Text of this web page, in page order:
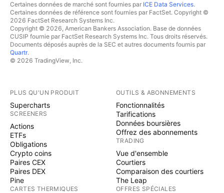
Certaines données de marché sont fournies par ICE Data Services.
Certaines données de référence sont fournies par FactSet. Copyright ©
2026 FactSet Research Systems Inc.
Copyright © 2026, American Bankers Association. Base de données
CUSIP fournie par FactSet Research Systems Inc. Tous droits réservés.
Documents déposés auprès de la SEC et autres documents fournis par
Quartr.
© 2026 TradingView, Inc.
PLUS QU'UN PRODUIT
Supercharts
SCREENERS
Actions
ETFs
Obligations
Crypto coins
Paires CEX
Paires DEX
Pine
CARTES THERMIQUES
OUTILS & ABONNEMENTS
Fonctionnalités
Tarifications
Données boursières
Offrez des abonnements
TRADING
Vue d'ensemble
Courtiers
Comparaison des courtiers
The Leap
OFFRES SPÉCIALES